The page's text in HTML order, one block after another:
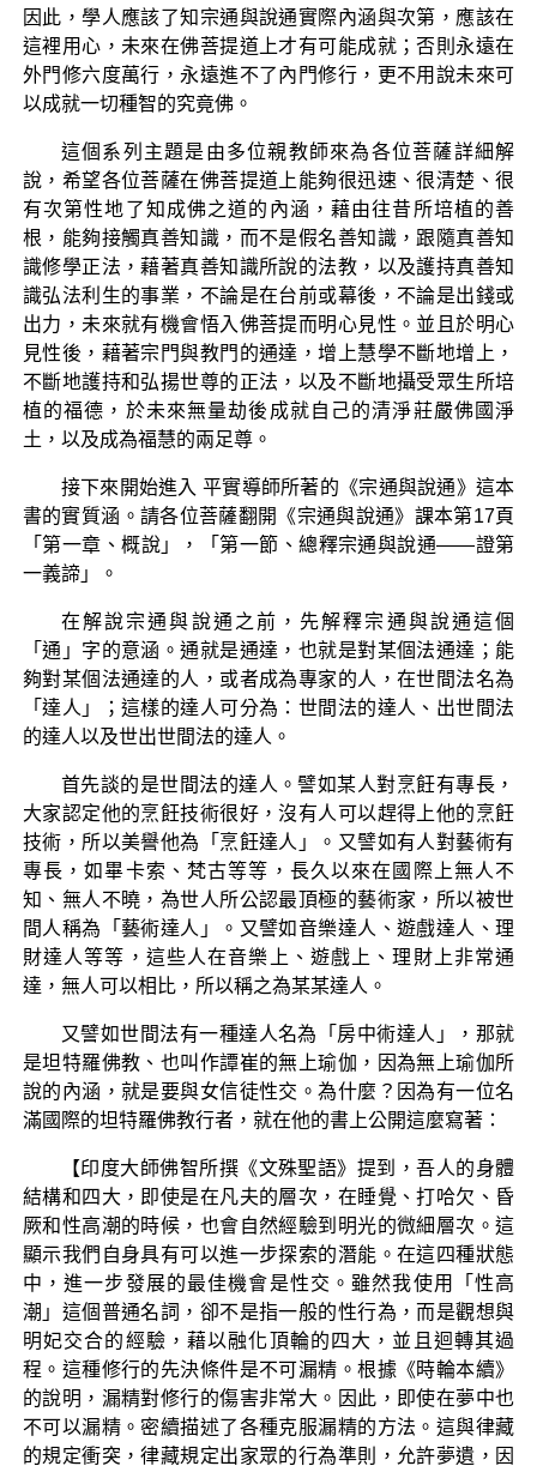
因此，學人應該了知宗通與說通實際內涵與次第，應該在
這裡用心，未來在佛菩提道上才有可能成就；否則永遠在
外門修六度萬行，永遠進不了內門修行，更不用說未來可
以成就一切種智的究竟佛。
這個系列主題是由多位親教師來為各位菩薩詳細解
說，希望各位菩薩在佛菩提道上能夠很迅速、很清楚、很
有次第性地了知成佛之道的內涵，藉由往昔所培植的善
根，能夠接觸真善知識，而不是假名善知識，跟隨真善知
識修學正法，藉著真善知識所說的法教，以及護持真善知
識弘法利生的事業，不論是在台前或幕後，不論是出錢或
出力，未來就有機會悟入佛菩提而明心見性。並且於明心
見性後，藉著宗門與教門的通達，增上慧學不斷地增上，
不斷地護持和弘揚世尊的正法，以及不斷地攝受眾生所培
植的福德，於未來無量劫後成就自己的清淨莊嚴佛國淨
土，以及成為福慧的兩足尊。
接下來開始進入 平實導師所著的《宗通與說通》這本
書的實質涵。請各位菩薩翻開《宗通與說通》課本第17頁
「第一章、概說」，「第一節、總釋宗通與說通——證第
一義諦」。
在解說宗通與說通之前，先解釋宗通與說通這個
「通」字的意涵。通就是通達，也就是對某個法通達；能
夠對某個法通達的人，或者成為專家的人，在世間法名為
「達人」；這樣的達人可分為：世間法的達人、出世間法
的達人以及世出世間法的達人。
首先談的是世間法的達人。譬如某人對烹飪有專長，
大家認定他的烹飪技術很好，沒有人可以趕得上他的烹飪
技術，所以美譽他為「烹飪達人」。又譬如有人對藝術有
專長，如畢卡索、梵古等等，長久以來在國際上無人不
知、無人不曉，為世人所公認最頂極的藝術家，所以被世
間人稱為「藝術達人」。又譬如音樂達人、遊戲達人、理
財達人等等，這些人在音樂上、遊戲上、理財上非常通
達，無人可以相比，所以稱之為某某達人。
又譬如世間法有一種達人名為「房中術達人」，那就
是坦特羅佛教、也叫作譚崔的無上瑜伽，因為無上瑜伽所
說的內涵，就是要與女信徒性交。為什麼？因為有一位名
滿國際的坦特羅佛教行者，就在他的書上公開這麼寫著：
【印度大師佛智所撰《文殊聖語》提到，吾人的身體
結構和四大，即使是在凡夫的層次，在睡覺、打哈欠、昏
厥和性高潮的時候，也會自然經驗到明光的微細層次。這
顯示我們自身具有可以進一步探索的潛能。在這四種狀態
中，進一步發展的最佳機會是性交。雖然我使用「性高
潮」這個普通名詞，卻不是指一般的性行為，而是觀想與
明妃交合的經驗，藉以融化頂輪的四大，並且迴轉其過
程。這種修行的先決條件是不可漏精。根據《時輪本續》
的說明，漏精對修行的傷害非常大。因此，即使在夢中也
不可以漏精。密續描述了各種克服漏精的方法。這與律藏
的規定衝突，律藏規定出家眾的行為準則，允許夢遺，因